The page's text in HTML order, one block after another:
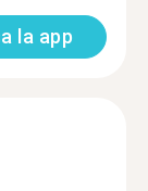
la app